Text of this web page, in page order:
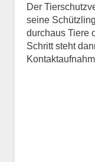
Der
seine
durchaus Tiere
Schritt steht